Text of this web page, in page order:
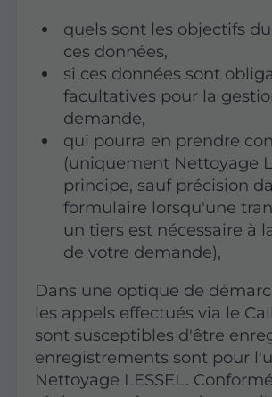
quels sont les objectifs
ces données,
si ces données sont
facultatives pour la
demande,
qui pourra en prendre
(uniquement Nettoyage
principe, sauf précision
formulaire lorsqu'une
un tiers est nécessaire à
de votre demande),
Dans une optique de
les appels effectués via le
sont susceptibles d'être
enregistrements sont pour
Nettoyage LESSEL.